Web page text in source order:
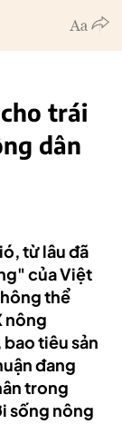
trái
dân
từ lâu đã
của Việt
thể
nông
tiêu sản
đang
trong
sống nông